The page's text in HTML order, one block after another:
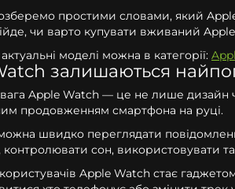
простими словами, який
чи варто купувати вживаний
моделі можна в категорії:
залишаються
Apple Watch — це не лише дизайн
продовженням смартфона на руці.
швидко переглядати
сон, використовувати
Apple Watch стає